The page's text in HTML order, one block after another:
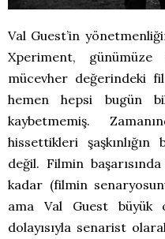
Val Guest’in
Xperiment,
mücevher değerindeki
hemen hepsi bugün
kaybetmemiş.
hissettikleri
değil. Filmin
kadar (filmin
ama Val Guest büyük
dolayısıyla senarist